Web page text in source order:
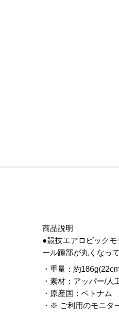
商品説明
●競技エアロビック
ール踵部が丸くなっ
重量 ： 約
素材 ： アッパー/人
原産国 ： ベトナム
※ ご利用のモニタ